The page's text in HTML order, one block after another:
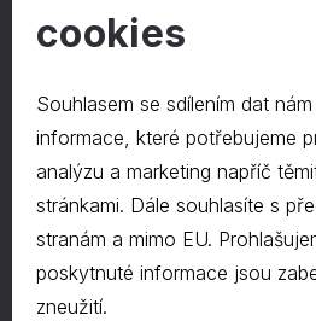
O společnosti
Kontakt
O nás
Kontakty
577 222 666
©2024 PD-HRAPA s.r.o.
cookies
Souhlasem se sdílením dat
informace, které potřebujeme
analýzu a marketing napříč
stránkami. Dále souhlasíte s předáním údajů třetím
stranám a mimo EU.
poskytnuté informace jsou
zneužití.